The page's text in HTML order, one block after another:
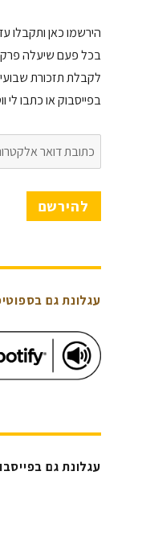
הירשמו כאן ותקבלו
בכל פעם שיעלה
לקבלת תזכורת
בפייסבוק או כתבו לי
דואר
אלקטרוני
להירשם
עגלונת גם
עגלונת גם